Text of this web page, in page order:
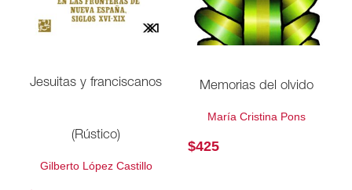
Jesuitas y franciscanos
(Rústico)
Gilberto López Castillo
Memorias del olvido
María Cristina Pons
$425